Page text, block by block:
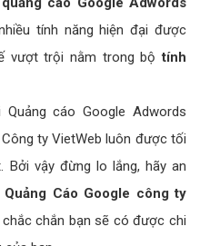
Các lĩnh vực đang quảng cáo